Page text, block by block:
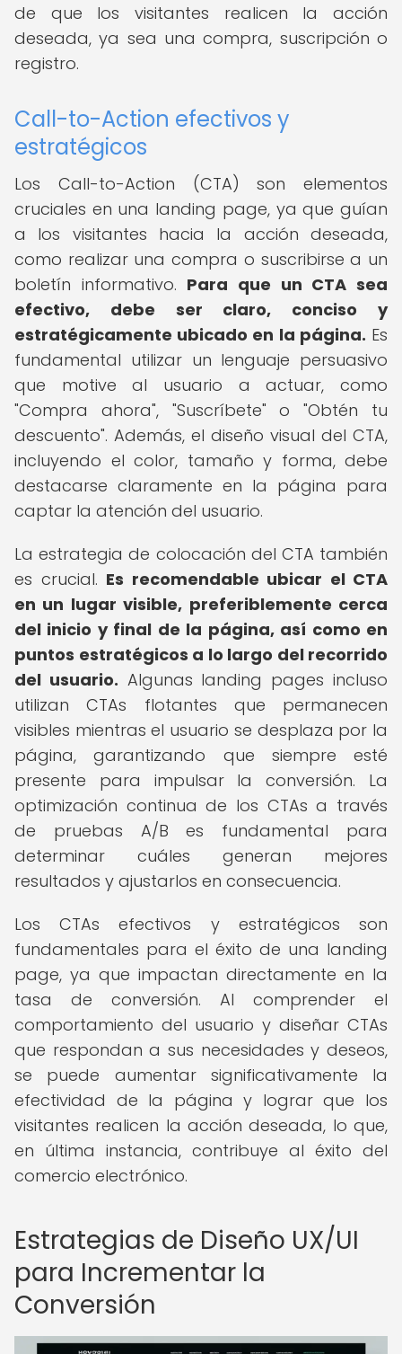
de que los visitantes realicen la acción
deseada, ya sea una compra, suscripción o
registro.
Call-to-Action efectivos y
estratégicos
Los Call-to-Action (CTA) son elementos
cruciales en una landing page, ya que guían
a los visitantes hacia la acción deseada,
como realizar una compra o suscribirse a un
boletín informativo. Para que un CTA sea
efectivo, debe ser claro, conciso y
estratégicamente ubicado en la página. Es
fundamental utilizar un lenguaje persuasivo
que motive al usuario a actuar, como
"Compra ahora", "Suscríbete" o "Obtén tu
descuento". Además, el diseño visual del CTA,
incluyendo el color, tamaño y forma, debe
destacarse claramente en la página para
captar la atención del usuario.
La estrategia de colocación del CTA también
es crucial. Es recomendable ubicar el CTA
en un lugar visible, preferiblemente cerca
del inicio y final de la página, así como en
puntos estratégicos a lo largo del recorrido
del usuario. Algunas landing pages incluso
utilizan CTAs flotantes que permanecen
visibles mientras el usuario se desplaza por la
página, garantizando que siempre esté
presente para impulsar la conversión. La
optimización continua de los CTAs a través
de pruebas A/B es fundamental para
determinar cuáles generan mejores
resultados y ajustarlos en consecuencia.
Los CTAs efectivos y estratégicos son
fundamentales para el éxito de una landing
page, ya que impactan directamente en la
tasa de conversión. Al comprender el
comportamiento del usuario y diseñar CTAs
que respondan a sus necesidades y deseos,
se puede aumentar significativamente la
efectividad de la página y lograr que los
visitantes realicen la acción deseada, lo que,
en última instancia, contribuye al éxito del
comercio electrónico.
Estrategias de Diseño UX/UI
para Incrementar la
Conversión